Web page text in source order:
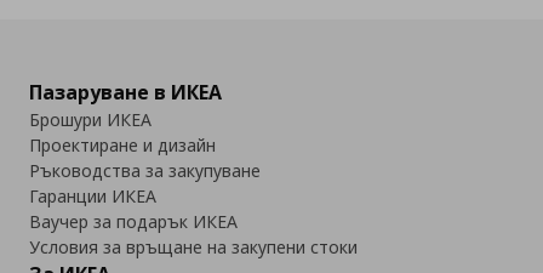
Пазаруване в ИКЕА
Брошури ИКЕА
Проектиране и дизайн
Ръководства за закупуване
Гаранции ИКЕА
Ваучер за подарък ИКЕА
Условия за връщане на закупени стоки